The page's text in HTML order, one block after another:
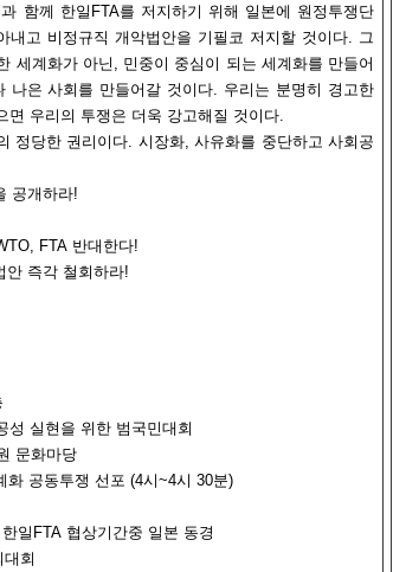
함께 한일FTA를 저지하기 위해 일본에 원정투쟁단
고 비정규직 개악법안을 기필코 저지할 것이다. 그
세계화가 아닌, 민중이 중심이 되는 세계화를 만들어
나은 사회를 만들어갈 것이다. 우리는 분명히 경고한
우리의 투쟁은 더욱 강고해질 것이다.
정당한 권리이다. 시장화, 사유화를 중단하고 사회공
공개하라!
FTA 반대한다!
안 즉각 철회하라!
성 실현을 위한 범국민대회
문화마당
공동투쟁 선포 (4시~4시 30분)
일FTA 협상기간중 일본 동경
회